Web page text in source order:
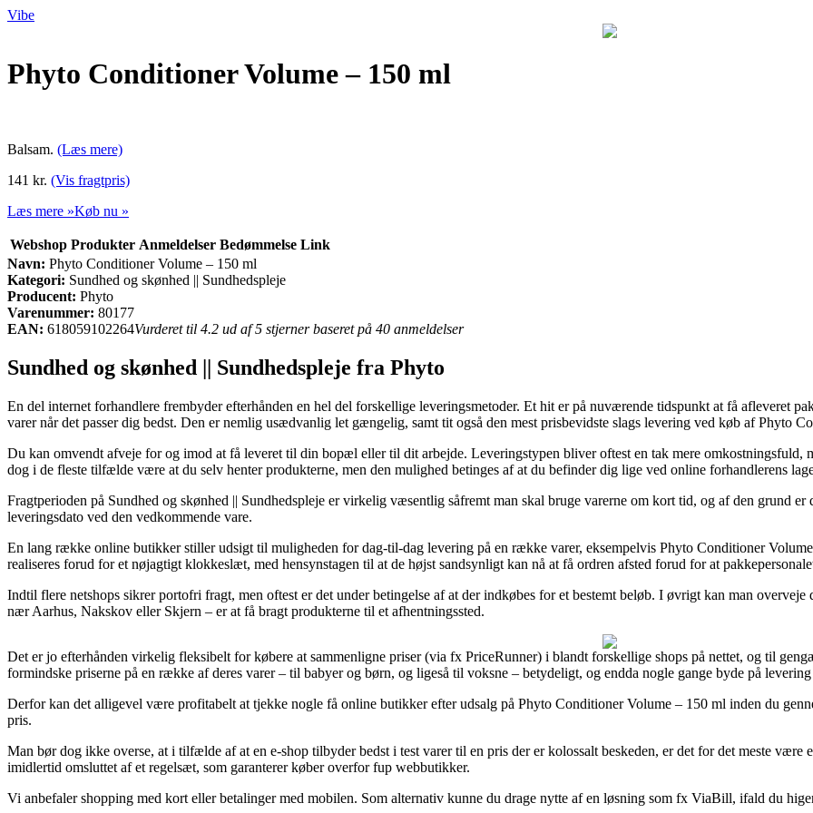
Vibe
Phyto Conditioner Volume – 150 ml
Balsam. (Læs mere)
141 kr. (Vis fragtpris)
Læs mere »Køb nu »
Webshop Produkter Anmeldelser Bedømmelse Link
Navn: Phyto Conditioner Volume – 150 ml
Kategori: Sundhed og skønhed || Sundhedspleje
Producent: Phyto
Varenummer: 80177
EAN: 618059102264Vurderet til 4.2 ud af 5 stjerner baseret på 40 anmeldelser
Sundhed og skønhed || Sundhedspleje fra Phyto
En del internet forhandlere frembyder efterhånden en hel del forskellige leveringsmetoder. Et hit er på nuværende tidspunkt at få afleveret
varer når det passer dig bedst. Den er nemlig usædvanlig let gængelig, samt tit også den mest prisbevidste slags levering ved køb af Phyto
Du kan omvendt afveje for og imod at få leveret til din bopæl eller til dit arbejde. Leveringstypen bliver oftest en tak mere omkostningsfuld,
dog i de fleste tilfælde være at du selv henter produkterne, men den mulighed betinges af at du befinder dig lige ved online forhandlerens
Fragtperioden på Sundhed og skønhed || Sundhedspleje er virkelig væsentlig såfremt man skal bruge varerne om kort tid, og af den grund
leveringsdato ved den vedkommende vare.
En lang række online butikker stiller udsigt til muligheden for dag-til-dag levering på en række varer, eksempelvis Phyto Conditioner
realiseres forud for et nøjagtigt klokkeslæt, med hensynstagen til at de højst sandsynligt kan nå at få ordren afsted forud for at
Indtil flere netshops sikrer portofri fragt, men oftest er det under betingelse af at der indkøbes for et bestemt beløb. I øvrigt kan man
nær Aarhus, Nakskov eller Skjern – er at få bragt produkterne til et afhentningssted.
Det er jo efterhånden virkelig fleksibelt for købere at sammenligne priser (via fx PriceRunner) i blandt forskellige shops på nettet, og til
formindske priserne på en række af deres varer – til babyer og børn, og ligeså til voksne – betydeligt, og endda nogle gange byde på
Derfor kan det alligevel være profitabelt at tjekke nogle få online butikker efter udsalg på Phyto Conditioner Volume – 150 ml inden du
pris.
Man bør dog ikke overse, at i tilfælde af at en e-shop tilbyder bedst i test varer til en pris der er kolossalt beskeden, er det for det meste
imidlertid omsluttet af et regelsæt, som garanterer køber overfor fup webbutikker.
Vi anbefaler shopping med kort eller betalinger med mobilen. Som alternativ kunne du drage nytte af en løsning som fx ViaBill, ifald du